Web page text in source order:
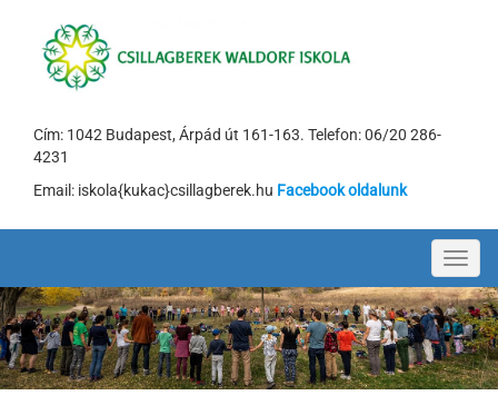
Cím: 1042 Budapest, Árpád út 161-163. Telefon: 06/20 286-
4231
Email: iskola{kukac}csillagberek.hu Facebook oldalunk